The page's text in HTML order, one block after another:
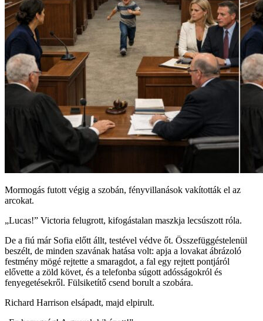
Mormogás futott végig a szobán, fényvillanások vakították el az
arcokat.
„Lucas!” Victoria felugrott, kifogástalan maszkja lecsúszott róla.
De a fiú már Sofia előtt állt, testével védve őt. Összefüggéstelenül
beszélt, de minden szavának hatása volt: apja a lovakat ábrázoló
festmény mögé rejtette a smaragdot, a fal egy rejtett pontjáról
elővette a zöld követ, és a telefonba súgott adósságokról és
fenyegetésekről. Fülsiketítő csend borult a szobára.
Richard Harrison elsápadt, majd elpirult.